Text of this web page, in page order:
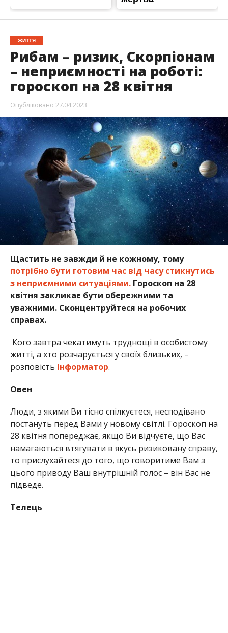
ЖИТТЯ
Рибам – ризик, Скорпіонам
– неприємності на роботі:
гороскоп на 28 квітня
Опубліковано 27.04.2023
Щастить не завжди й не кожному, тому
потрібно бути готовим час від часу стикнутись
з неприємними ситуаціями.Гороскоп на 28
квітня закликає бути обережними та
уважними. Сконцентруйтеся на робочих
справах.
Кого завтра чекатимуть труднощі в особистому
житті, а хто розчарується у своїх близьких, –
розповість Інформатор.
Овен
Люди, з якими Ви тісно спілкуєтеся, несподівано
постануть перед Вами у новому світлі. Гороскоп на
28 квітня попереджає, якщо Ви відчуєте, що Вас
намагаються втягувати в якусь ризиковану справу,
то прислухайтеся до того, що говоритиме Вам з
цього приводу Ваш внутрішній голос – він Вас не
підведе.
Телець